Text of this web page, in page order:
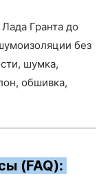
Гранта до
без
шумка,
обшивка,
(FAQ):